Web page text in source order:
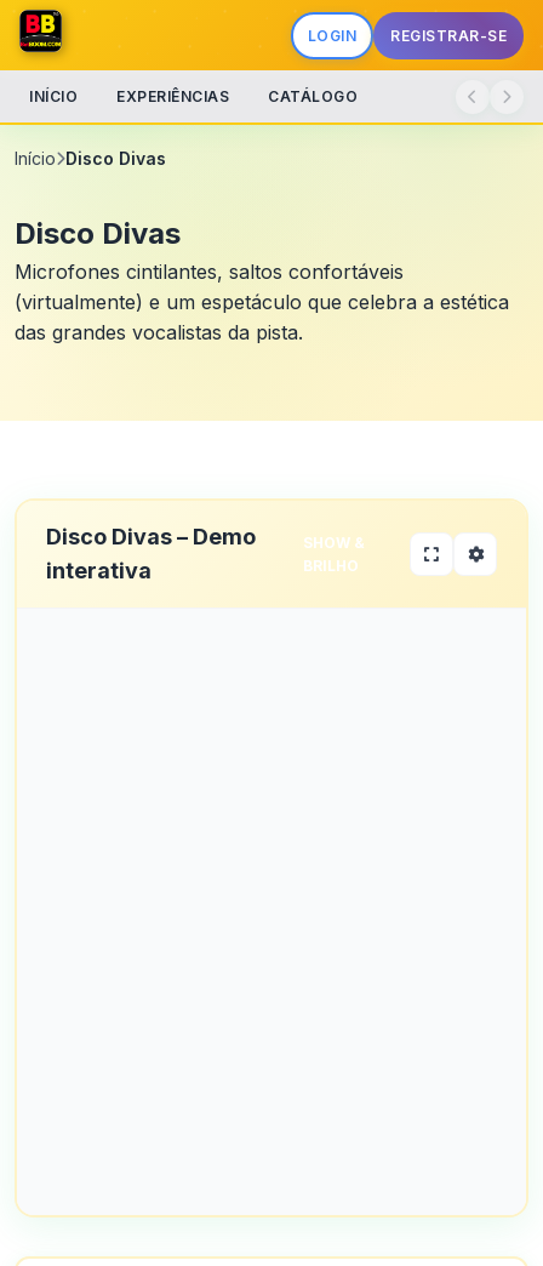
LOGIN REGISTRAR-SE
INÍCIO EXPERIÊNCIAS CATÁLOGO
Início Disco Divas
Disco Divas
Microfones cintilantes, saltos confortáveis
(virtualmente) e um espetáculo que celebra a estética
das grandes vocalistas da pista.
Disco Divas – Demo
interativa
SHOW &
BRILHO